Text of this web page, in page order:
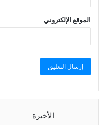
الموقع الإلكتروني
الأخيرة